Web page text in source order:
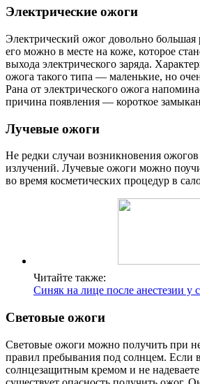
Электрические ожоги
Электрический ожог довольно большая
его можно в месте на коже, которое
выхода электрического заряда.
ожога такого типа — маленькие, но
Рана от электрического ожога
причина появления — короткое
Лучевые ожоги
Не редки случаи возникновения
излучений. Лучевые ожоги можно
во время косметических процедур в
Читайте также:
Синяк на лице после анестезии у
Световые ожоги
Световые ожоги можно получить при
правил пребывания под солнцем. Если
солнцезащитным кремом и не